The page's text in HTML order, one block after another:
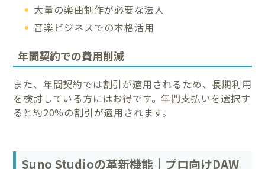
大量の楽曲制作が必要な法人
音楽ビジネスでの本格活用
年間契約での費用削減
また、年間契約では割引が適用されるため、長期利用
を検討している方にはお得です。年間支払いを選択す
ると約20%の割引が適用されます。
Suno Studioの革新機能｜プロ向けDAW